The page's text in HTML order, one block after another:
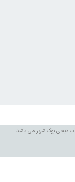
..